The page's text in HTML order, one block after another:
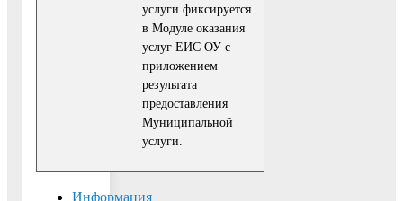
услуги фиксируется
в Модуле оказания
услуг ЕИС ОУ с
приложением
результата
предоставления
Муниципальной
услуги.
Информация